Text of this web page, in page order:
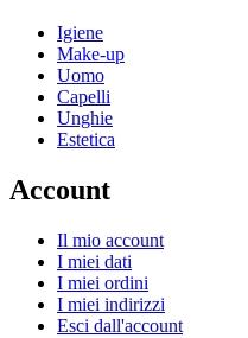
Igiene
Make-up
Uomo
Capelli
Unghie
Estetica
Account
Il mio account
I miei dati
I miei ordini
I miei indirizzi
Esci dall'account